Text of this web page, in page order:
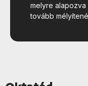
melyre alapozva
tovább